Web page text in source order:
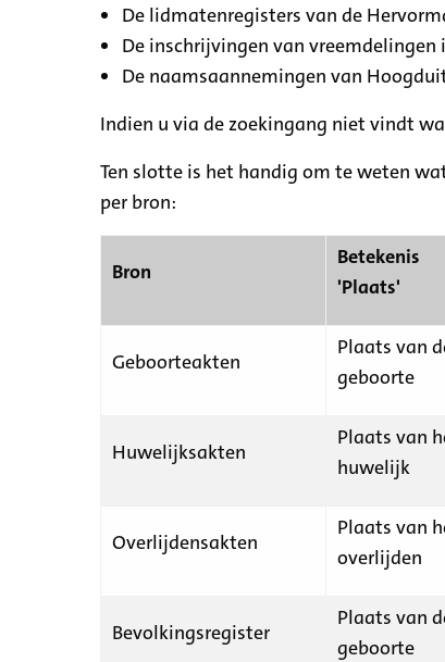
De lidmatenregisters van de
De inschrijvingen van vreemdelingen
De naamsaannemingen van
Indien u via de zoekingang niet vindt
Ten slotte is het handig om te weten
per bron:
Bron
Betekenis
'Plaats'
Geboorteakten
Plaats van
geboorte
Huwelijksakten
Plaats van
huwelijk
Overlijdensakten
Plaats van
overlijden
Bevolkingsregister
Plaats van
geboorte